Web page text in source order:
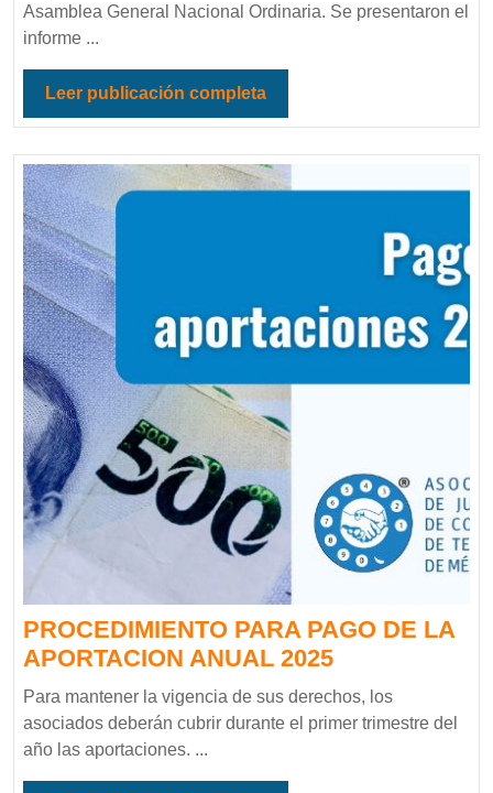
Asamblea General Nacional Ordinaria. Se presentaron el
informe ...
Leer publicación completa
PROCEDIMIENTO PARA PAGO DE LA
APORTACION ANUAL 2025
Para mantener la vigencia de sus derechos, los
asociados deberán cubrir durante el primer trimestre del
año las aportaciones. ...